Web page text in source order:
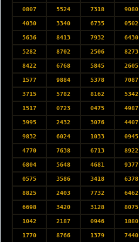
0807 5524 7318 9080
4030 3340 6735 0502
5636 8413 7932 6430
5282 8702 2506 8273
8422 6768 5845 2605
1577 9884 5378 7087
3715 5782 8162 5342
1517 0723 0475 4987
3995 2432 3076 4407
9832 6024 1033 0945
4770 7638 6713 8922
6804 5648 4681 9377
0575 3586 3418 6378
8825 2403 7732 6462
6698 3420 3128 8075
1042 2187 0946 1880
1770 8766 1379 7440